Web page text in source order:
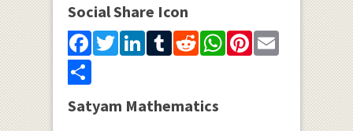
Social Share Icon
Facebook
Twitter
LinkedIn
Tumblr
Reddit
WhatsApp
Pinterest
Email
Share
Satyam Mathematics